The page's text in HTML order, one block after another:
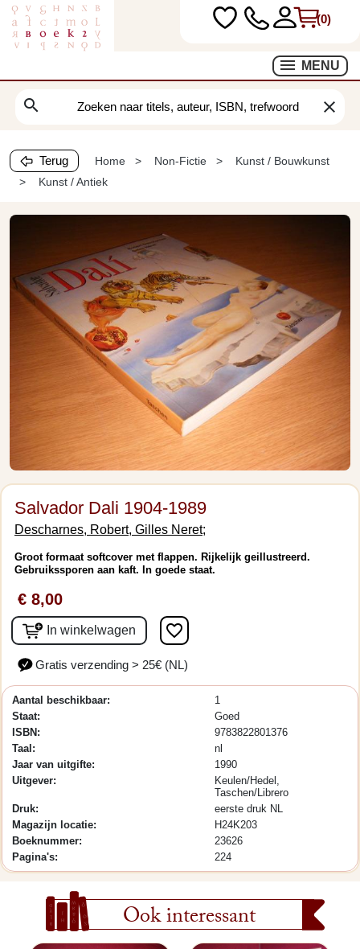
(0)
MENU
search clear
Terug Home Non-Fictie
Kunst / Bouwkunst
Kunst / Antiek
Salvador Dali 1904-1989
Descharnes, Robert, Gilles Neret;
Groot formaat softcover met flappen. Rijkelijk geillustreerd.
Gebruikssporen aan kaft. In goede staat.
€ 8,00
In winkelwagen favorite_border
Gratis verzending > 25€ (NL)
Aantal beschikbaar:
1
Staat:
Goed
ISBN:
9783822801376
Taal:
nl
Jaar van uitgifte:
1990
Uitgever:
Keulen/Hedel,
Taschen/Librero
Druk:
eerste druk NL
Magazijn locatie:
H24K203
Boeknummer:
23626
Pagina's:
224
Ook interessant